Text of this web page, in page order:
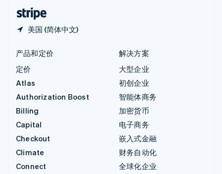
美国 (简体中文)
产品和定价
定价
Atlas
Authorization Boost
Billing
Capital
Checkout
Climate
Connect
解决方案
大型企业
初创企业
智能体商务
加密货币
电子商务
嵌入式金融
财务自动化
全球化企业